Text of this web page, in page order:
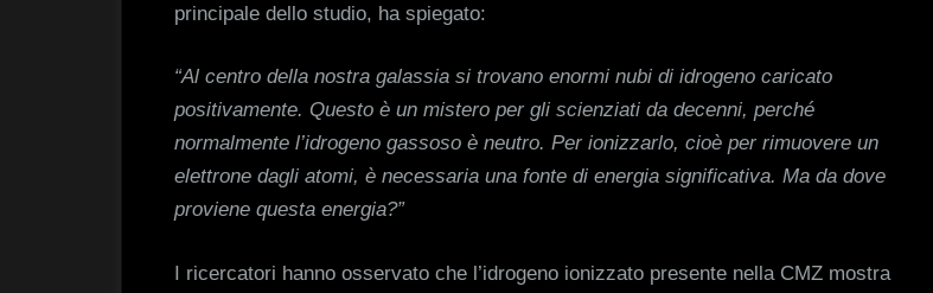
principale dello studio, ha spiegato:
“Al centro della nostra galassia si trovano enormi nubi di idrogeno caricato
positivamente. Questo è un mistero per gli scienziati da decenni, perché
normalmente l’idrogeno gassoso è neutro. Per ionizzarlo, cioè per rimuovere un
elettrone dagli atomi, è necessaria una fonte di energia significativa. Ma da dove
proviene questa energia?”
I ricercatori hanno osservato che l’idrogeno ionizzato presente nella CMZ mostra